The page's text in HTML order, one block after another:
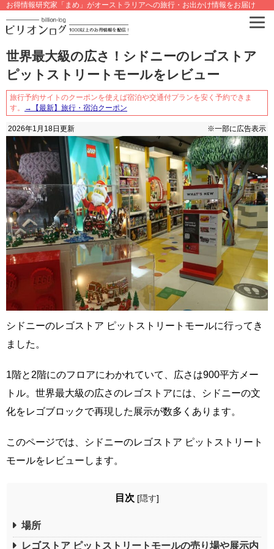
お得情報研究家「まめ」がオーストラリアへの旅行・お出かけ情報をお届け
世界最大級の広さ！シドニーのレゴストア
ピットストリートモールをレビュー
旅行予約サイトのクーポンを使えば宿泊や交通付プランを安く予約できま
す。
→【最新】旅行・宿泊クーポン
2026年1月18日 更新 ※一部に広告表示
シドニーのレゴストア ピットストリートモールに行ってき
ました。
1階と2階にのフロアにわかれていて、広さは900平方メー
トル。世界最大級の広さのレゴストアには、シドニーの文
化をレゴブロックで再現した展示が数多くあります。
このページでは、シドニーのレゴストア ピットストリート
モールをレビューします。
目次 [隠す]
場所
レゴストア ピットストリートモールの売り場や展示内